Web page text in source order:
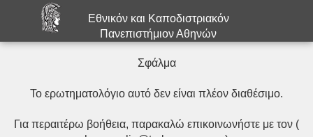
Εθνικόν και Καποδιστριακόν
Πανεπιστήμιον Αθηνών
Σφάλμα
Το ερωτηματολόγιο αυτό δεν είναι πλέον διαθέσιμο.
Για περαιτέρω βοήθεια, παρακαλώ επικοινωνήστε με τον (